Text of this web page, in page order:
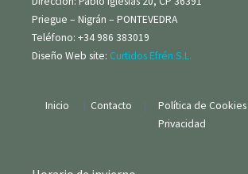
Priegue – Nigrán – PONTEVEDRA
Teléfono: +34 986 383019
Diseño Web site: Curtidos Efrén S.L.
Inicio | Contacto | Política de Cookies
Privacidad